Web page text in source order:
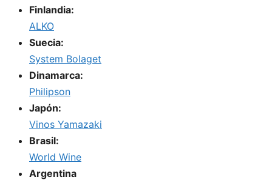
Finlandia:
ALKO
Suecia:
System Bolaget
Dinamarca:
Philipson
Japón:
Vinos Yamazaki
Brasil:
World Wine
Argentina